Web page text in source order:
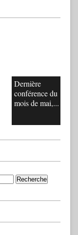
Dernière
conférence du
mois de mai,...